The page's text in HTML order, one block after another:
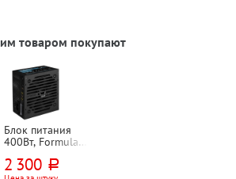
товаром покупают
Блок питания
400Вт, Formula,
2 300 руб.